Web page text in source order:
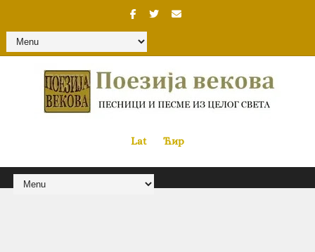
Lat« Ћир